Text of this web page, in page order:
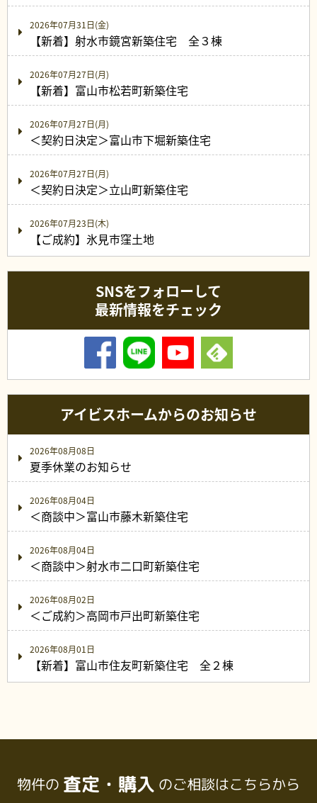
2026年07月31日(金)
【新着】射水市鏡宮新築住宅 全３棟
2026年07月27日(月)
【新着】富山市松若町新築住宅
2026年07月27日(月)
＜契約日決定＞富山市下堀新築住宅
2026年07月27日(月)
＜契約日決定＞立山町新築住宅
2026年07月23日(木)
【ご成約】氷見市窪土地
SNSをフォローして
最新情報をチェック
アイビスホームからのお知らせ
2026年08月08日
夏季休業のお知らせ
2026年08月04日
＜商談中＞富山市藤木新築住宅
2026年08月04日
＜商談中＞射水市二口町新築住宅
2026年08月02日
＜ご成約＞高岡市戸出町新築住宅
2026年08月01日
【新着】富山市住友町新築住宅 全２棟
物件の 査定・購入 のご相談はこちらから